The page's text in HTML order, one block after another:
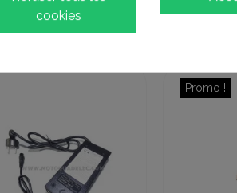
ce produit ont également
cookies